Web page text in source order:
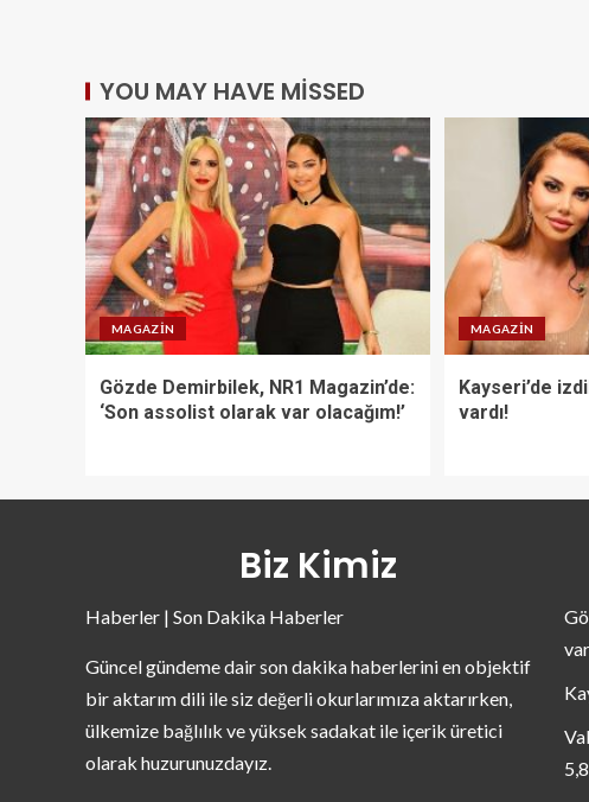
YOU MAY HAVE MISSED
MAGAZIN
Gözde Demirbilek, NR1 Magazin’de:
‘Son assolist olarak var olacağım!’
MAGAZIN
Kayseri’de
vardı!
Biz Kimiz
Haberler | Son Dakika Haberler
Güncel gündeme dair son dakika haberlerini en objektif
bir aktarım dili ile siz değerli okurlarımıza aktarırken,
ülkemize bağlılık ve yüksek sadakat ile içerik üretici
olarak huzurunuzdayız.